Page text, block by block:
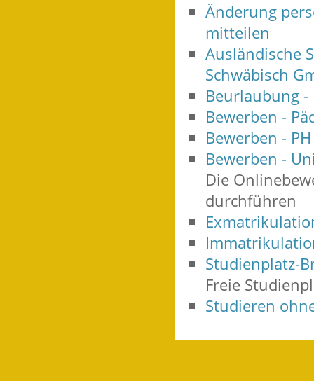
Änderung
mitteilen
Ausländische
Schwäbisch
Beurlaubung -
Bewerben -
Bewerben -
Bewerben -
Die
durchführen
Studienplatz-
Freie
Studieren